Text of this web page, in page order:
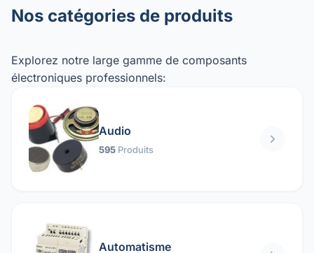
Nos catégories de produits
Explorez notre large gamme de composants
électroniques professionnels:
Audio
595 Produits
Automatisme